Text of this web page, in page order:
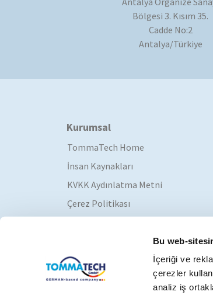
Bu web-
İçeriği ve
çerezler
analiz iş
Bölgesi 3. Kısım 35.
Cadde No:2
Antalya/Türkiye
Kurumsal
TommaTech Home
İnsan Kaynakları
KVKK Aydınlatma Metni
Çerez Politikası